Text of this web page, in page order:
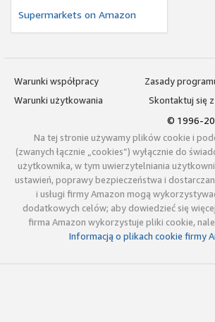
Supermarkets on Amazon
Warunki współpracy
Zasady
Warunki użytkowania
Skontaktuj się
© 1996-
Na tej stronie używamy plików cookie i
(zwanych łącznie „cookies”) wyłącznie do
użytkownika, w tym uwierzytelniania
ustawień, poprawy bezpieczeństwa i
i usługi firmy Amazon mogą
dodatkowych celów; aby dowiedzieć się
firma Amazon wykorzystuje pliki cookie,
Informacją o plikach cookie firmy